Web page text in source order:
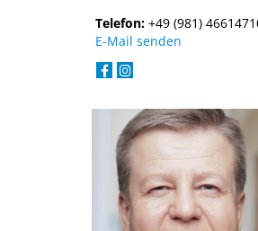
Telefon: +49 (981)
E-Mail senden